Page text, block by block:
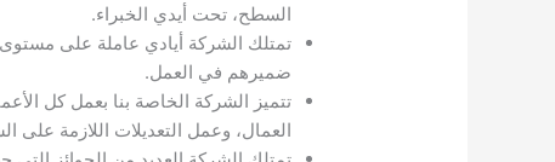
السطح، تحت أيدي الخبراء.
تمتلك الشركة أيادي عاملة على مستوى
ضميرهم في العمل.
تتميز الشركة الخاصة بنا بعمل كل
العمال، وعمل التعديلات اللازمة